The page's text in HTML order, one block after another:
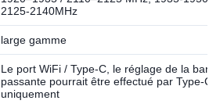
2125-2140MHz
large gamme
Le port WiFi / Type-C, le réglage de la
passante pourrait être effectué par Type-C
uniquement